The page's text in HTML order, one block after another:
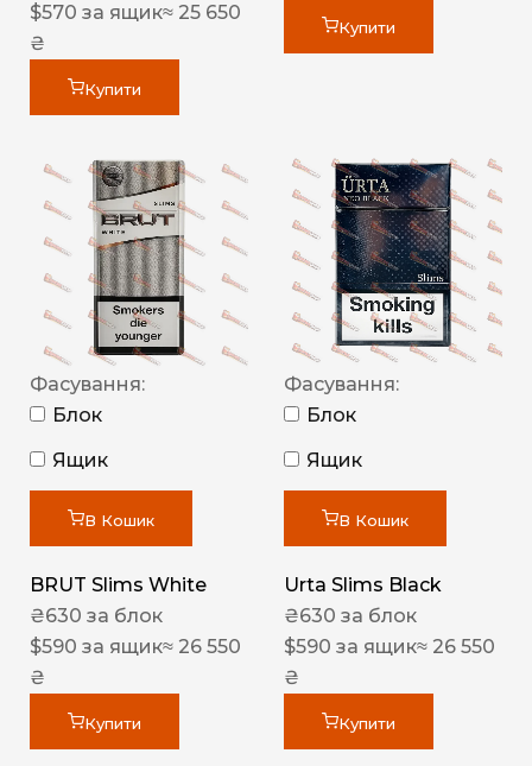
$570 за ящик≈ 25 650
₴
Купити
Купити
Фасування:
Блок
Ящик
В Кошик
BRUT Slims White
₴630 за блок
$590 за ящик≈ 26 550
₴
Купити
Фасування:
Блок
Ящик
В Кошик
Urta Slims Black
₴630 за блок
$590 за ящик≈ 26 550
₴
Купити